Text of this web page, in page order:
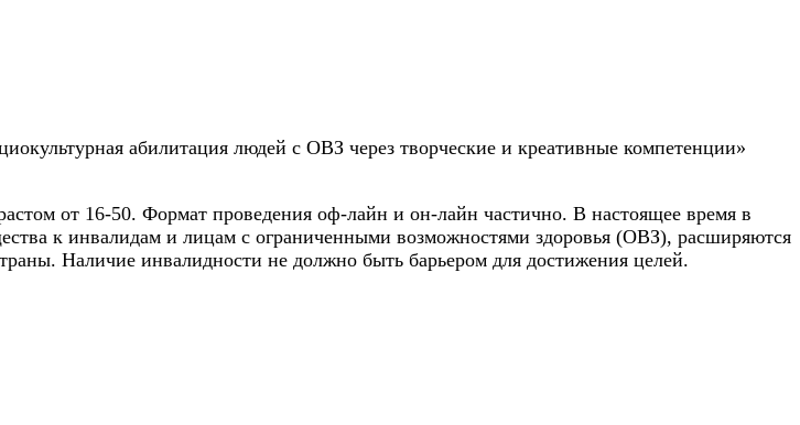
абилитация людей с ОВЗ через творческие и креативные компетенции»
от 16-50. Формат проведения оф-лайн и он-лайн частично. В настоящее время в
к инвалидам и лицам с ограниченными возможностями здоровья (ОВЗ), расширяются
Наличие инвалидности не должно быть барьером для достижения целей.